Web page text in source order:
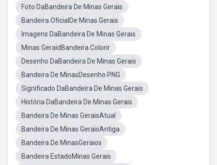
Foto DaBandeira De Minas Gerais
Bandeira OficialDe Minas Gerais
Imagens DaBandeira De Minas Gerais
Minas GeraidBandeira Colorir
Desenho DaBandeira De Minas Gerais
Bandeira De MinasDesenho PNG
Significado DaBandeira De Minas Gerais
História DaBandeira De Minas Gerais
Bandeira De Minas GeraisAtual
Bandeira De Minas GeraisAntiga
Bandeira De MinasGeraios
Bandeira EstadoMinas Gerais